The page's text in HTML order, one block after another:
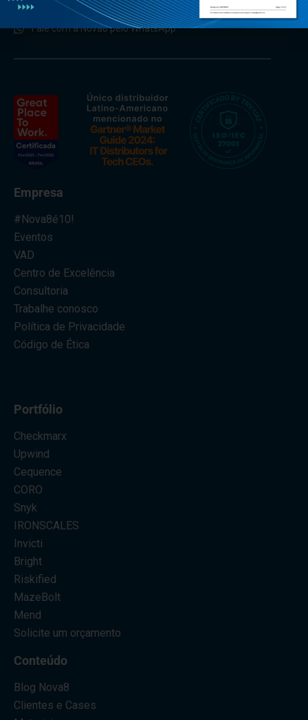
contato@nova8.com.br
Fale com a Nova8 pelo WhatsApp
Empresa
#Nova8é10!
Eventos
VAD
Centro de Excelência
Consultoria
Trabalhe conosco
Política de Privacidade
Código de Ética
Portfólio
Checkmarx
Upwind
Cequence
CORO
Snyk
IRONSCALES
Invicti
Bright
Riskified
MazeBolt
Mend
Solicite um orçamento
Conteúdo
Blog Nova8
Clientes e Cases